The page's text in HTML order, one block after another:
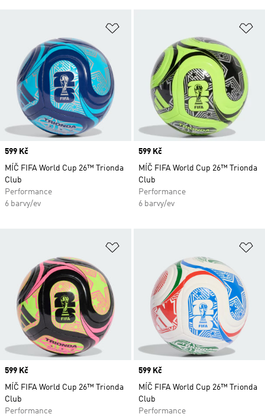
Price
599 Kč
MÍČ FIFA World Cup 26™ Trionda
Club
Performance
6 barvy/ev
Price
599 Kč
MÍČ FIFA World Cup 26™ Trionda
Club
Performance
6 barvy/ev
Price
599 Kč
MÍČ FIFA World Cup 26™ Trionda
Club
Performance
Price
599 Kč
MÍČ FIFA World Cup 26™ Trionda
Club
Performance